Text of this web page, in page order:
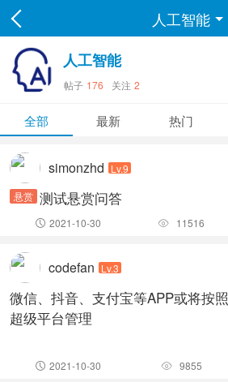
人工智能
人工智能
帖子 176 关注 2
全部 最新 热门
simonzhd Lv.9
悬赏 测试悬赏问答
 2021-10-30  11516
codefan Lv.3
微信、抖音、支付宝等APP或将按照
超级平台管理
 2021-10-30  9855